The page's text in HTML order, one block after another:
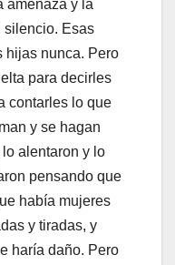
amenaza y la
silencio. Esas
hijas nunca. Pero
para decirles
contarles lo que
y se hagan
alentaron y lo
pensando que
había mujeres
y tiradas, y
haría daño. Pero